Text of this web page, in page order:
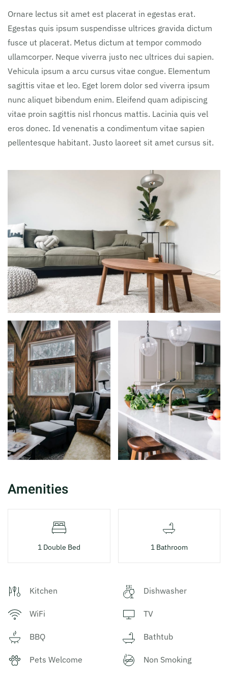
Ornare lectus sit amet est placerat in egestas erat.
Egestas quis ipsum suspendisse ultrices gravida dictum
fusce ut placerat. Metus dictum at tempor commodo
ullamcorper. Neque viverra justo nec ultrices dui sapien.
Vehicula ipsum a arcu cursus vitae congue. Elementum
sagittis vitae et leo. Eget lorem dolor sed viverra ipsum
nunc aliquet bibendum enim. Eleifend quam adipiscing
vitae proin sagittis nisl rhoncus mattis. Lacinia quis vel
eros donec. Id venenatis a condimentum vitae sapien
pellentesque habitant. Justo laoreet sit amet cursus sit.
Amenities
1 Double Bed 1 Bathroom
Kitchen Dishwasher
WiFi TV
BBQ Bathtub
Pets Welcome Non Smoking